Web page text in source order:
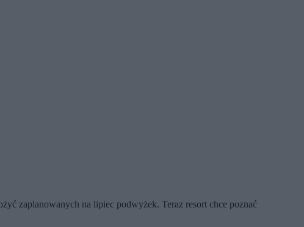
zaplanowanych na lipiec podwyżek. Teraz resort chce poznać